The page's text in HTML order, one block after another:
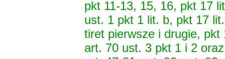
pkt 11-13, 15, 16, pkt 17
ust. 1 pkt 1 lit. b, pkt 17
tiret pierwsze i drugie,
art. 70 ust. 3 pkt 1 i 2